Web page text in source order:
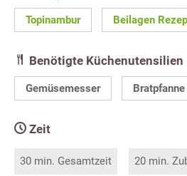
Topinambur Beilagen
Benötigte Küchenutensilien
Gemüsemesser Bratpfanne
Zeit
30 min. Gesamtzeit 20 min.